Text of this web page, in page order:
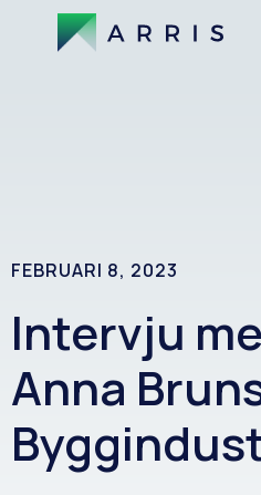
FEBRUARI 8, 2023
Intervju
Anna